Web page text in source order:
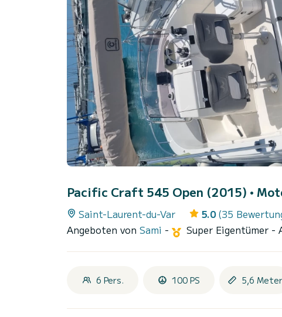
Pacific Craft 545 Open (2015) •
Saint-Laurent-du-Var 5.0 (35
Angeboten von Sami - Super Eigentümer -
6 Pers. 100 PS 5,6 Meter